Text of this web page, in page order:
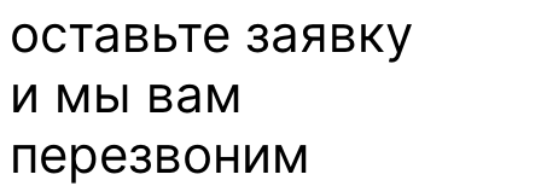
оставьте заявку
и мы вам
перезвоним